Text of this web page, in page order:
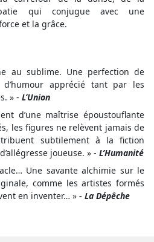
qui conjugue avec une
et la grâce.
au sublime. Une perfection de
apprécié tant par les
» - L’Union
d’une maîtrise époustouflante
les figures ne relèvent jamais de
subtilement à la fiction
joueuse. » - L’Humanité
Une savante alchimie sur le
comme les artistes formés
en inventer… » - La Dépêche